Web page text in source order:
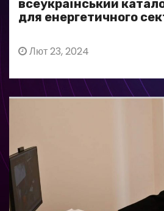
всеукраїнський
для енергетичного
Лют 23, 2024